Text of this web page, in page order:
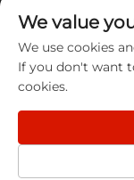
Copyright ©
products Co.,
We value
We use cookies
If you don't want
cookies.